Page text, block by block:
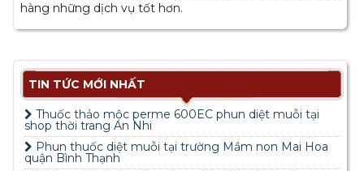
hàng những dịch vụ tốt hơn.
TIN TỨC MỚI NHẤT
Thuốc thảo mộc perme 600EC phun diệt muỗi tại
shop thời trang An Nhi
Phun thuốc diệt muỗi tại trường Mầm non Mai Hoa
quận Bình Thạnh